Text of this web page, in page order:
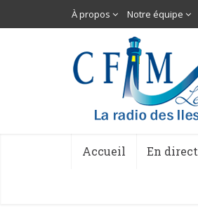
À propos Notre équipe
Accueil En direct